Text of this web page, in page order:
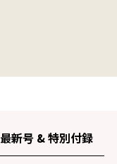
最新号 & 特別付録